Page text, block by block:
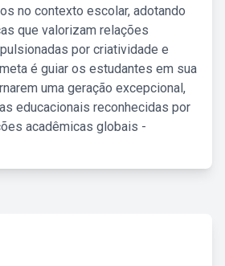
no contexto escolar, adotando
que valorizam relações
por criatividade e
é guiar os estudantes em sua
uma geração excepcional,
educacionais reconhecidas por
acadêmicas globais -